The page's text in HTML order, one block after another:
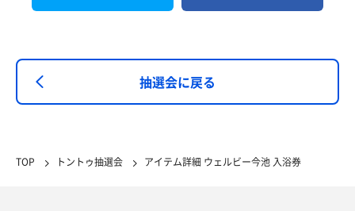
抽選会に戻る
TOP トントゥ抽選会 アイテム詳細 ウェルビー今池 入浴券